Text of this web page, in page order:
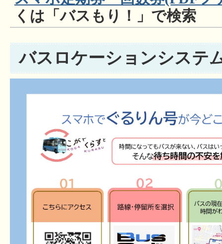
くは「バスもり！」で検索
バスロケーションシステ